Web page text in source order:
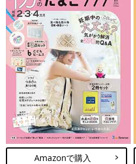
REIMIさんは「UVカットクルー
ツ感覚でラクに着られ、1枚で
です。袖と身頃の落ち感により
の時期であれば、ピンクやイエ
ビーのスラックスパンツを合わ
フィススタイルとしても大活躍
「ゆる×すっきり」と軽
ラブジャージーVネックT」
Amazonで購入